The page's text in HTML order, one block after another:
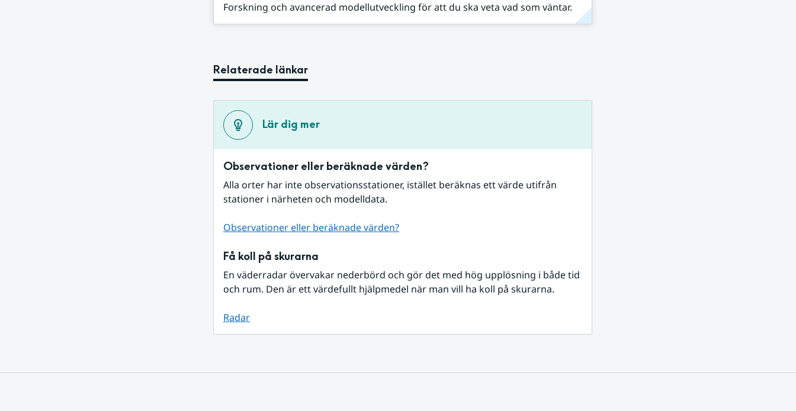
Forskning och avancerad modellutveckling för att du ska veta vad som väntar.
Relaterade länkar
Lär dig mer
Observationer eller beräknade värden?
Alla orter har inte observationsstationer, istället beräknas ett värde utifrån
stationer i närheten och modelldata.
Observationer eller beräknade värden?
Få koll på skurarna
En väderradar övervakar nederbörd och gör det med hög upplösning i både tid
och rum. Den är ett värdefullt hjälpmedel när man vill ha koll på skurarna.
Radar